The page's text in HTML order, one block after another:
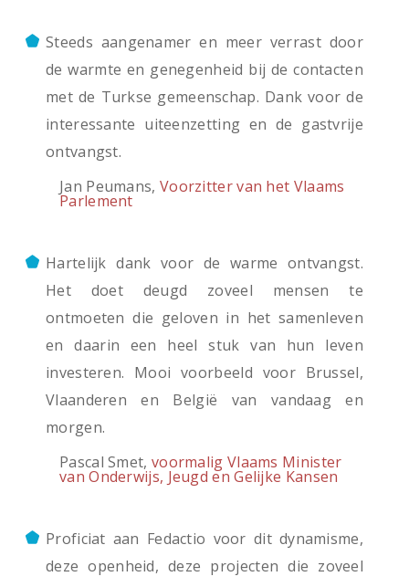
Steeds aangenamer en meer verrast door
de warmte en genegenheid bij de contacten
met de Turkse gemeenschap. Dank voor de
interessante uiteenzetting en de gastvrije
ontvangst.
Jan Peumans, Voorzitter van het Vlaams
Parlement
Hartelijk dank voor de warme ontvangst.
Het doet deugd zoveel mensen te
ontmoeten die geloven in het samenleven
en daarin een heel stuk van hun leven
investeren. Mooi voorbeeld voor Brussel,
Vlaanderen en België van vandaag en
morgen.
Pascal Smet, voormalig Vlaams Minister
van Onderwijs, Jeugd en Gelijke Kansen
Proficiat aan Fedactio voor dit dynamisme,
deze openheid, deze projecten die zoveel